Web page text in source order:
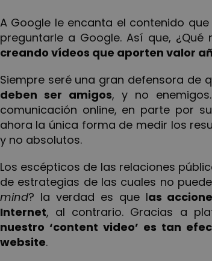
A Google le encanta el contenido
preguntarle a Google. Así que,
creando vídeos que aporten valor
Siempre seré una gran defensora de
deben ser amigos, y no
comunicación online, en parte por
ahora la única forma de medir los
y no absolutos.
Los escépticos de las relaciones
de estrategias de las cuales no
mind? la verdad es que las
Internet, al contrario. Gracias a
nuestro ‘content video’ es tan
website.